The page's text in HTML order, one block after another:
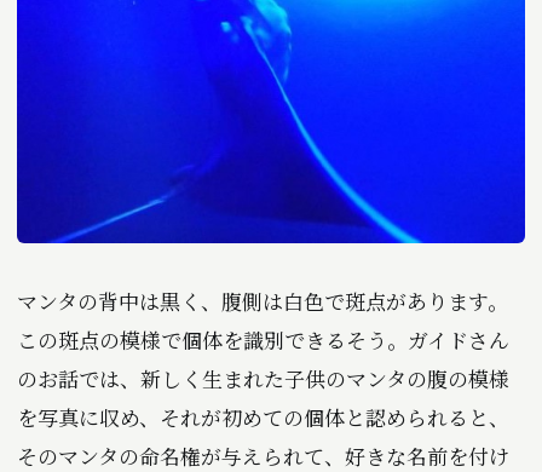
マンタの背中は黒く、腹側は白色で斑点があります。
この斑点の模様で個体を識別できるそう。ガイドさん
のお話では、新しく生まれた子供のマンタの腹の模様
を写真に収め、それが初めての個体と認められると、
そのマンタの命名権が与えられて、好きな名前を付け